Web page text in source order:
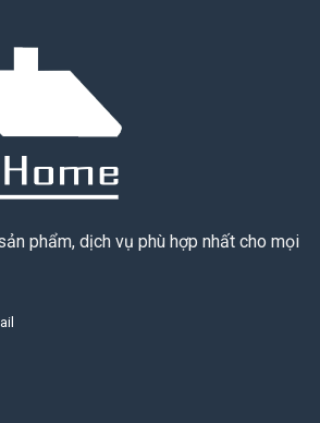
phẩm, dịch vụ phù hợp nhất cho mọi